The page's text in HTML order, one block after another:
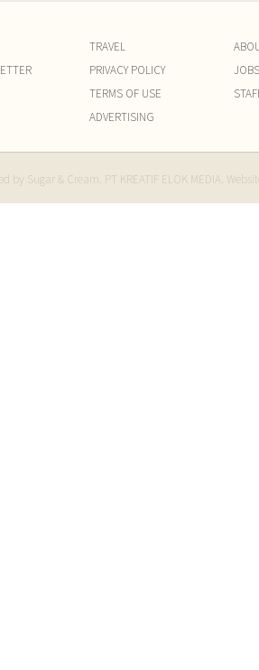
TRAVEL
PRIVACY POLICY
TERMS OF USE
ADVERTISING
JOBS
by Sugar & Cream. PT KREATIF ELOK MEDIA.